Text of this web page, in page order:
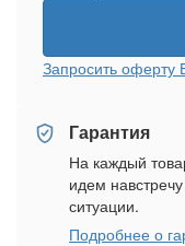
Запросить
Гарантия
На каждый
идем
ситуации.
Подробнее о